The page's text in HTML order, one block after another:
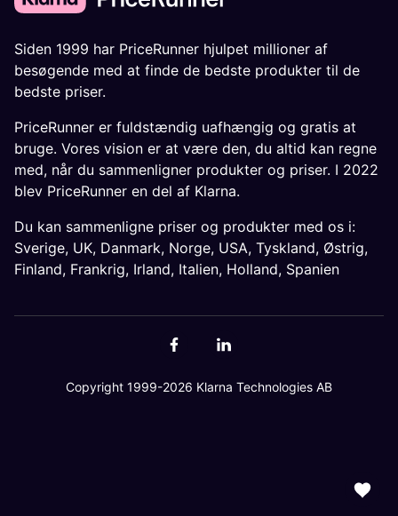
Siden 1999 har PriceRunner hjulpet millioner af
besøgende med at finde de bedste produkter til de
bedste priser.
PriceRunner er fuldstændig uafhængig og gratis at
bruge. Vores vision er at være den, du altid kan regne
med, når du sammenligner produkter og priser. I 2022
blev PriceRunner en del af Klarna.
Du kan sammenligne priser og produkter med os i:
Sverige, UK, Danmark, Norge, USA, Tyskland, Østrig,
Finland, Frankrig, Irland, Italien, Holland, Spanien
Copyright 1999-2026 Klarna Technologies AB